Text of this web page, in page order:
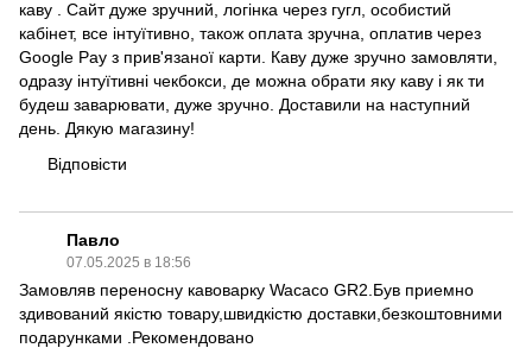
каву . Сайт дуже зручний, логінка через гугл, особистий
кабінет, все інтуїтивно, також оплата зручна, оплатив через
Google Pay з прив'язаної карти. Каву дуже зручно замовляти,
одразу інтуїтивні чекбокси, де можна обрати яку каву і як ти
будеш заварювати, дуже зручно. Доставили на наступний
день. Дякую магазину!
Відповісти
Павло
07.05.2025 в 18:56
Замовляв переносну кавоварку Wacaco GR2.Був приемно
здивований якістю товару,швидкістю доставки,безкоштовними
подарунками .Рекомендовано